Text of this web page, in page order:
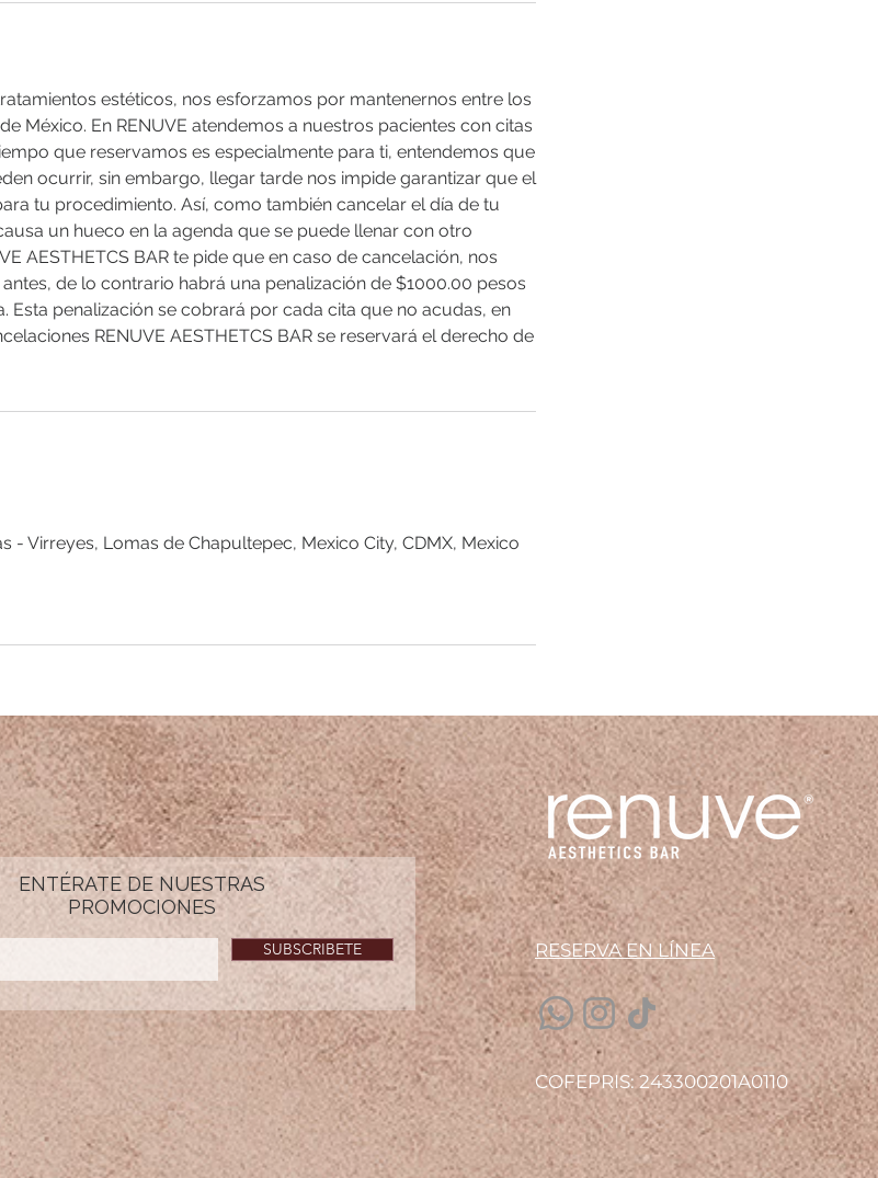
estéticos, nos esforzamos por mantenernos entre los
México. En RENUVE atendemos a nuestros pacientes con citas
que reservamos es especialmente para ti, entendemos que
ocurrir, sin embargo, llegar tarde nos impide garantizar que el
tu procedimiento. Así, como también cancelar el día de tu
un hueco en la agenda que se puede llenar con otro
AESTHETCS BAR te pide que en caso de cancelación, nos
de lo contrario habrá una penalización de $1000.00 pesos
Esta penalización se cobrará por cada cita que no acudas, en
RENUVE AESTHETCS BAR se reservará el derecho de
- Virreyes, Lomas de Chapultepec, Mexico City, CDMX, Mexico
ENTÉRATE DE NUESTRAS
PROMOCIONES
SUBSCRIBETE RESERVA EN LÍN EA
COFEPRIS: 243300201A0110